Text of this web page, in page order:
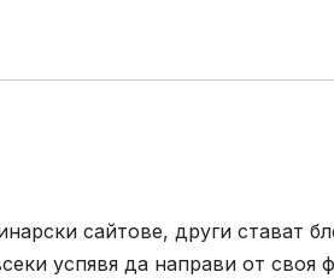
сайтове, други стават
успявя да направи от своя